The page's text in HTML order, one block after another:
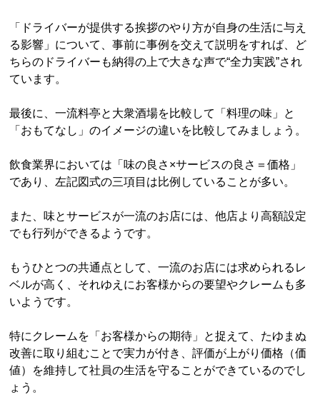
「ドライバーが提供する挨拶のやり方が自身の生活に与え
る影響」について、事前に事例を交えて説明をすれば、ど
ちらのドライバーも納得の上で大きな声で“全力実践”され
ています。
最後に、一流料亭と大衆酒場を比較して「料理の味」と
「おもてなし」のイメージの違いを比較してみましょう。
飲食業界においては「味の良さ×サービスの良さ＝価格」
であり、左記図式の三項目は比例していることが多い。
また、味とサービスが一流のお店には、他店より高額設定
でも行列ができるようです。
もうひとつの共通点として、一流のお店には求められるレ
ベルが高く、それゆえにお客様からの要望やクレームも多
いようです。
特にクレームを「お客様からの期待」と捉えて、たゆまぬ
改善に取り組むことで実力が付き、評価が上がり価格（価
値）を維持して社員の生活を守ることができているのでし
ょう。